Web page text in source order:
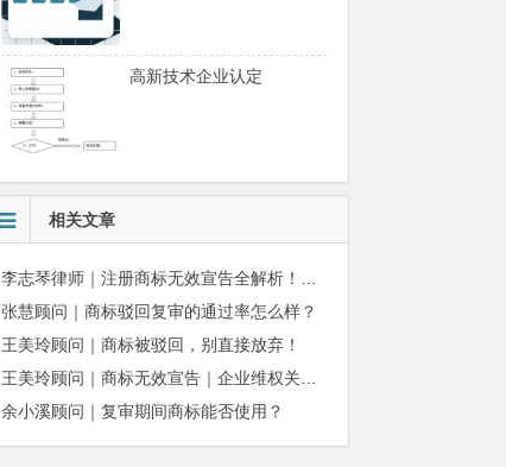
高新技术企业认定
相关文章
张慧顾问｜商标驳回复审的通过率怎么样？
王美玲顾问｜商标被驳回，别直接放弃！
余小溪顾问｜复审期间商标能否使用？